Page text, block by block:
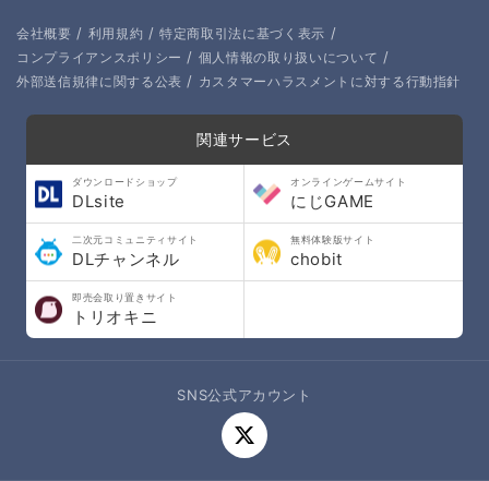
会社概要 / 利用規約 / 特定商取引法に基づく表示 /
コンプライアンスポリシー / 個人情報の取り扱いについて /
外部送信規律に関する公表 / カスタマーハラスメントに対する行動指針
関連サービス
ダウンロードショップ
DLsite
オンラインゲームサイト
にじGAME
二次元コミュニティサイト
DLチャンネル
無料体験版サイト
chobit
即売会取り置きサイト
トリオキニ
SNS公式アカウント